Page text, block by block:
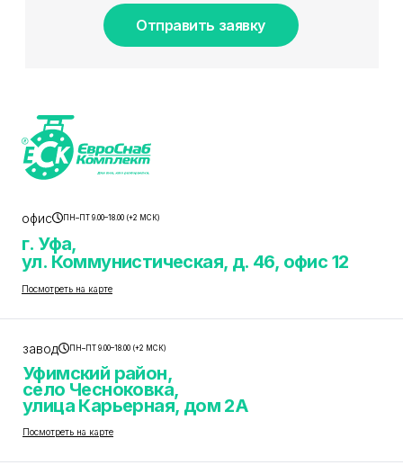
Отправить заявку
офис ПН–ПТ 9.00–18.00 (+2 МСК)
г. Уфа,
ул. Коммунистическая, д. 46, офис 12
Посмотреть на карте
завод ПН–ПТ 9.00–18.00 (+2 МСК)
Уфимский район,
село Чесноковка,
улица Карьерная, дом 2А
Посмотреть на карте